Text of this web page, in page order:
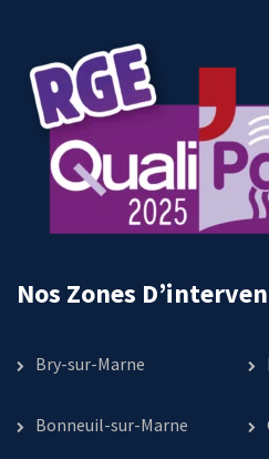
Nos Zones
Bry-sur-Marne
Bonneuil-sur-Marne